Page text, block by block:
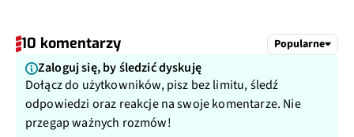
10 komentarzy Popularne
Zaloguj się, by śledzić dyskuję
Dołącz do użytkowników, pisz bez limitu, śledź
odpowiedzi oraz reakcje na swoje komentarze. Nie
przegap ważnych rozmów!